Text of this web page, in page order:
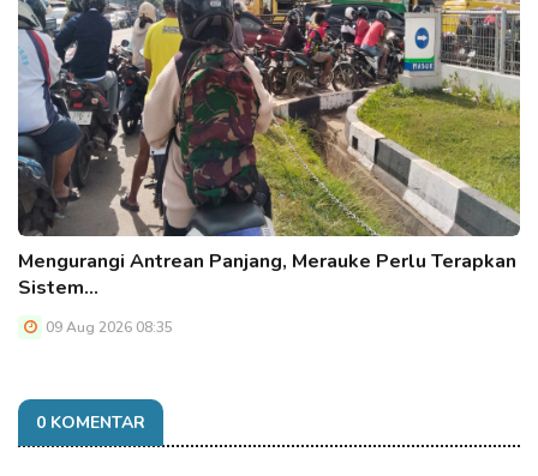
Mengurangi Antrean Panjang, Merauke Perlu Terapkan
Sistem…
09 Aug 2026 08:35
0 KOMENTAR